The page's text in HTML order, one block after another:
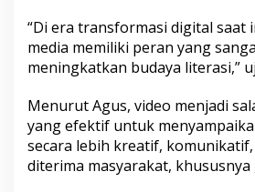
“Di era transformasi digital saat
media memiliki peran yang
meningkatkan budaya literasi,”
Menurut Agus, video menjadi
yang efektif untuk
secara lebih kreatif,
diterima masyarakat, khususnya